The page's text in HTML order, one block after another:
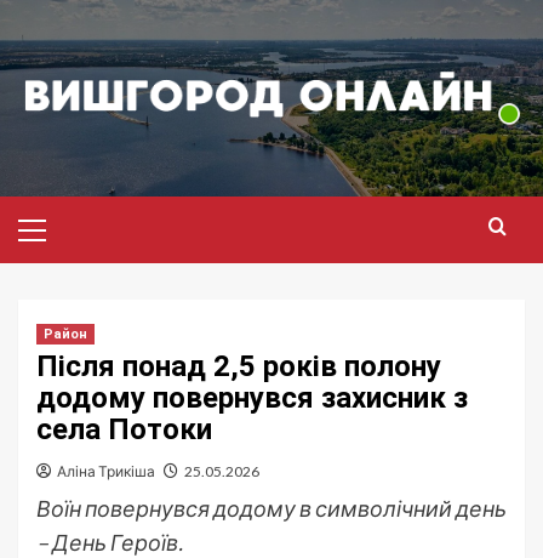
до
вмісту
меню
Район
Після понад 2,5 років полону
додому повернувся захисник з
села Потоки
Аліна Трикіша 25.05.2026
Воїн повернувся додому в символічний день
– День Героїв.